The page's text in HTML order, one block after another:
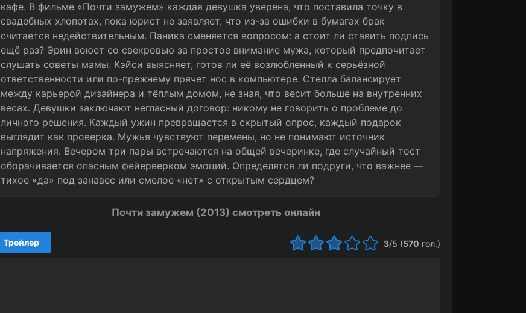
кафе. В фильме «Почти замужем» каждая девушка уверена, что поставила точку в
свадебных хлопотах, пока юрист не заявляет, что из-за ошибки в бумагах брак
считается недействительным. Паника сменяется вопросом: а стоит ли ставить подпись
ещё раз? Эрин воюет со свекровью за простое внимание мужа, который предпочитает
слушать советы мамы. Кэйси выясняет, готов ли её возлюбленный к серьёзной
ответственности или по-прежнему прячет нос в компьютере. Стелла балансирует
между карьерой дизайнера и тёплым домом, не зная, что весит больше на внутренних
весах. Девушки заключают негласный договор: никому не говорить о проблеме до
личного решения. Каждый ужин превращается в скрытый опрос, каждый подарок
выглядит как проверка. Мужья чувствуют перемены, но не понимают источник
напряжения. Вечером три пары встречаются на общей вечеринке, где случайный тост
оборачивается опасным фейерверком эмоций. Определятся ли подруги, что важнее —
тихое «да» под занавес или смелое «нет» с открытым сердцем?
Почти замужем (2013) смотреть онлайн
3/5 (570 гол.)
Трейлер